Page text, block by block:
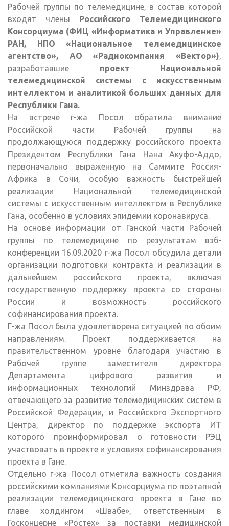
Рабочей группы по телемедицине, в состав которой
входят члены Российского Телемедицинского
Консорциума (ФИЦ «Информатика и Управление»
РАН, НПО «Национальное телемедицинское
агентство», АО «Радиокомпания «Вектор»),
разработавшие проект Национальной
телемедицинской системы с искусственным
интеллектом и аналитикой больших данных для
Республики Гана.
На встрече г-жа Посол обратила внимание
Российской части Рабочей группы на
продолжающуюся поддержку российского проекта
Президентом Республики Гана Нана Акуфо-Аддо,
первоначально выраженную на Саммите Россия-
Африка в Сочи, особую важность быстрейшей
реализации Национальной телемедицинской
системы с искусственным интеллектом в Республике
Гана, особенно в условиях эпидемии коронавируса.
На основе информации от Ганской части Рабочей
группы по телемедицине по результатам вэб-
конференции 16.09.2020 г-жа Посол обсудила детали
организации подготовки контракта и реализации в
дальнейшем российского проекта, включая
государственную поддержку проекта со стороны
России и возможность российского
софинансирования проекта.
Г-жа Посол была удовлетворена ситуацией по обоим
направлениям. Проект поддерживается на
правительственном уровне благодаря участию в
Рабочей группе заместителя директора
Департамента цифрового развития и
информационных технологий Минздрава РФ,
отвечающего за развитие телемедицинских систем в
Российской Федерации, и Российского Экспортного
Центра, директор по поддержке экспорта ИТ
которого проинформировал о готовности РЭЦ
участвовать в проекте и условиях софинансирования
проекта в Гане.
Отдельно г-жа Посол отметила важность создания
российскими компаниями Консорциума по поэтапной
реализации телемедицинского проекта в Гане во
главе холдингом «Швабе», ответственным в
Госконцерне «Ростех» за поставки медицинской